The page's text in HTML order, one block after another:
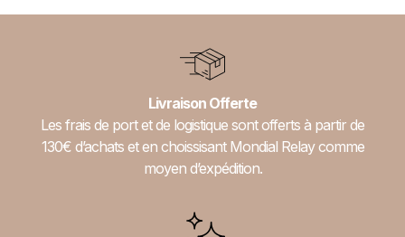
Livraison Offerte
Les frais de port et de logistique sont offerts à partir de
130€ d’achats et en choissisant Mondial Relay comme
moyen d’expédition.